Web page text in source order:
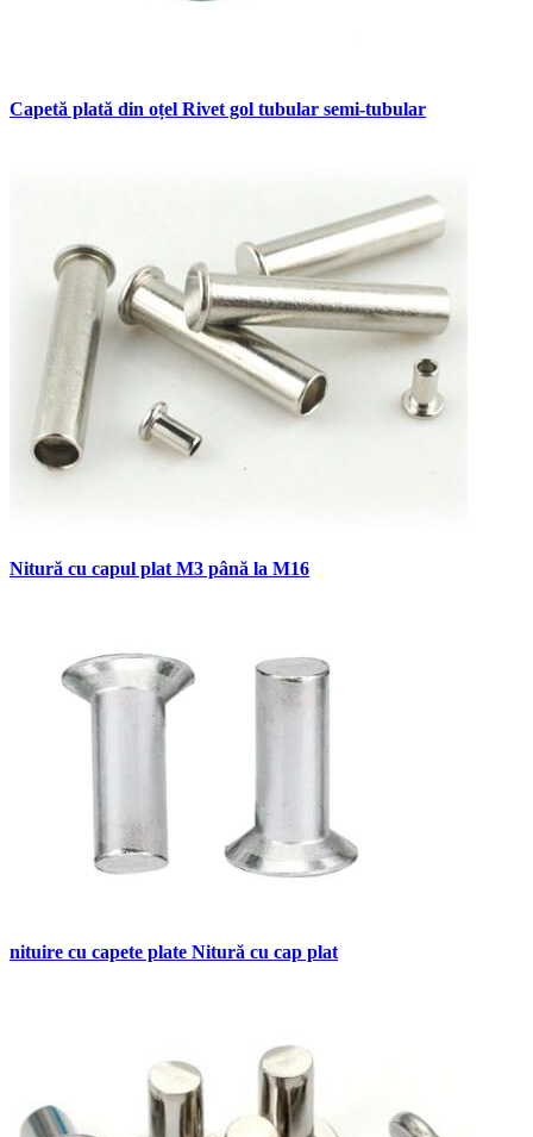
Capetă plată din oțel Rivet gol tubular semi-tubular
Nitură cu capul plat M3 până la M16
nituire cu capete plate Nitură cu cap plat